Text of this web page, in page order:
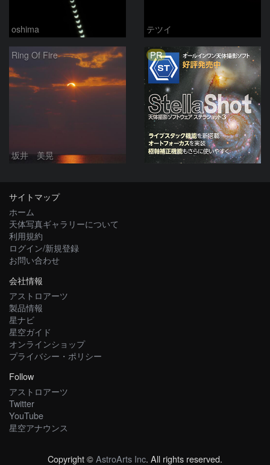
oshima テツイ
Ring Of Fire
坂井 美晃
PR
サイトマップ
ホーム
天体写真ギャラリーについて
利用規約
ログイン/新規登録
お問い合わせ
会社情報
アストロアーツ
製品情報
星ナビ
星空ガイド
オンラインショップ
プライバシー・ポリシー
Follow
アストロアーツ
Twitter
YouTube
星空アナウンス
Copyright ©AstroArts Inc. All rights reserved.